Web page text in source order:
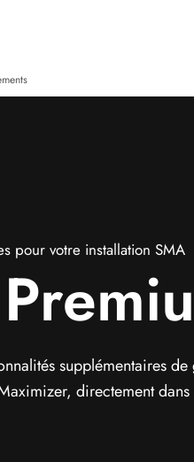
pour votre installation SMA
supplémentaires
directement